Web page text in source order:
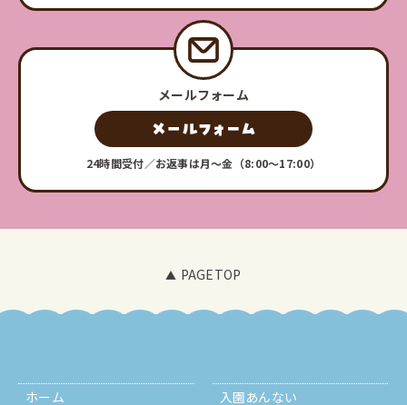
メールフォーム
24時間受付／お返事は月〜金（8:00〜17:00）
PAGETOP
ホーム
入園あんない